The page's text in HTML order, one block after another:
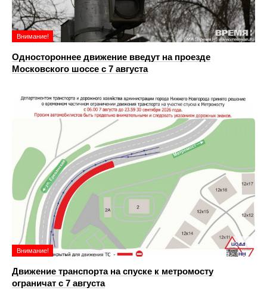
Внимание!
Одностороннее движение введут на проезде
Московского шоссе с 7 августа
Внимание!
Движение транспорта на спуске к метромосту
ограничат с 7 августа